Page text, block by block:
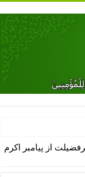
شوهر
بخش
از پیامبر اکرم